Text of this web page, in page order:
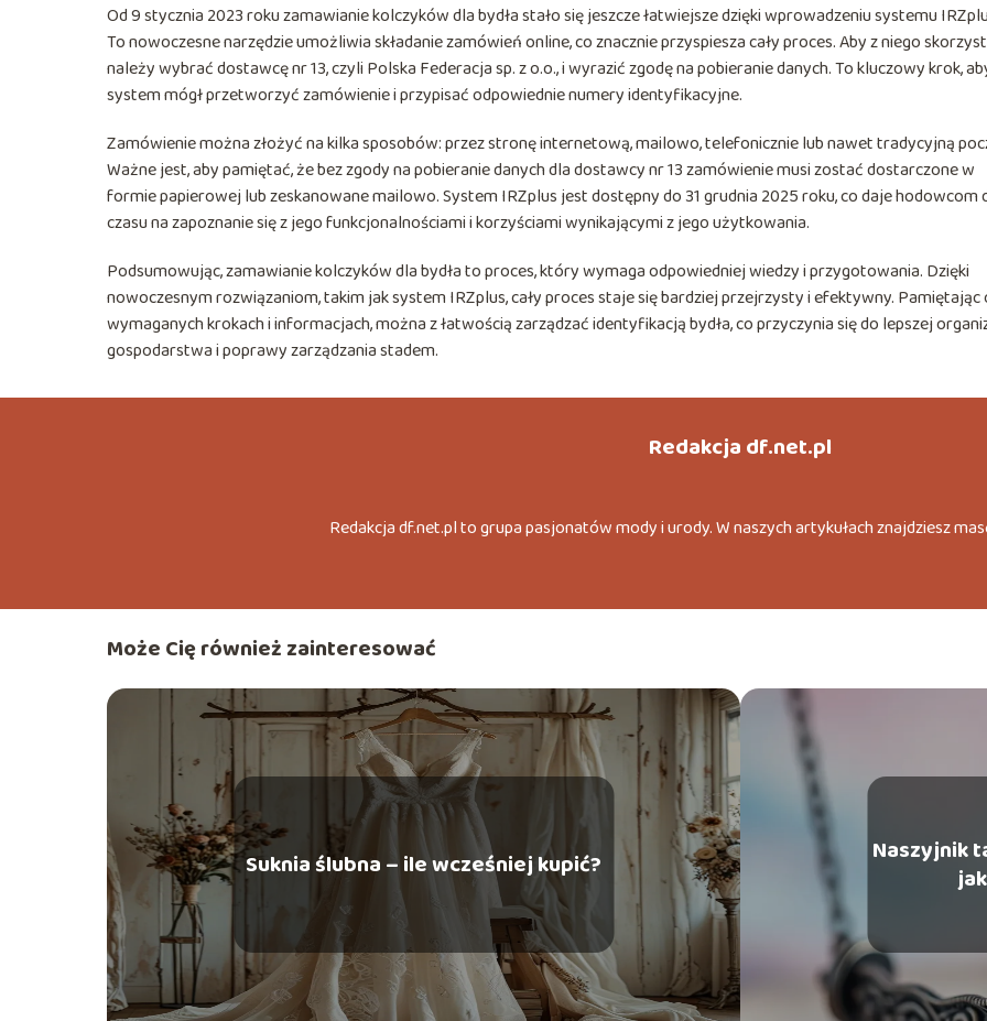
Od 9 stycznia 2023 roku zamawianie kolczyków dla bydła stało się jeszcze łatwiejsze dzięki wprowadzeniu systemu
To nowoczesne narzędzie umożliwia składanie zamówień online, co znacznie przyspiesza cały proces. Aby z niego
należy wybrać dostawcę nr 13, czyli Polska Federacja sp. z o.o., i wyrazić zgodę na pobieranie danych. To kluczowy krok,
system mógł przetworzyć zamówienie i przypisać odpowiednie numery identyfikacyjne.
Zamówienie można złożyć na kilka sposobów: przez stronę internetową, mailowo, telefonicznie lub nawet tradycyjną
Ważne jest, aby pamiętać, że bez zgody na pobieranie danych dla dostawcy nr 13 zamówienie musi zostać dostarczone w
formie papierowej lub zeskanowane mailowo. System IRZplus jest dostępny do 31 grudnia 2025 roku, co daje hodowcom
czasu na zapoznanie się z jego funkcjonalnościami i korzyściami wynikającymi z jego użytkowania.
Podsumowując, zamawianie kolczyków dla bydła to proces, który wymaga odpowiedniej wiedzy i przygotowania. Dzięki
nowoczesnym rozwiązaniom, takim jak system IRZplus, cały proces staje się bardziej przejrzysty i efektywny. Pamiętając
wymaganych krokach i informacjach, można z łatwością zarządzać identyfikacją bydła, co przyczynia się do lepszej
gospodarstwa i poprawy zarządzania stadem.
Redakcja df.net.pl
Redakcja df.net.pl to grupa pasjonatów mody i urody. W naszych artykułach znajdziesz
Może Cię również zainteresować
Suknia ślubna – ile wcześniej kupić?
Naszyjnik